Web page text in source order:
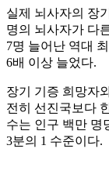
실제 뇌사자의 장
명의 뇌사자가 다
7명 늘어난 역대
6배 이상 늘었다.
장기 기증 희망자
전히 선진국보다
수는 인구 백만 명
3분의 1 수준이다.